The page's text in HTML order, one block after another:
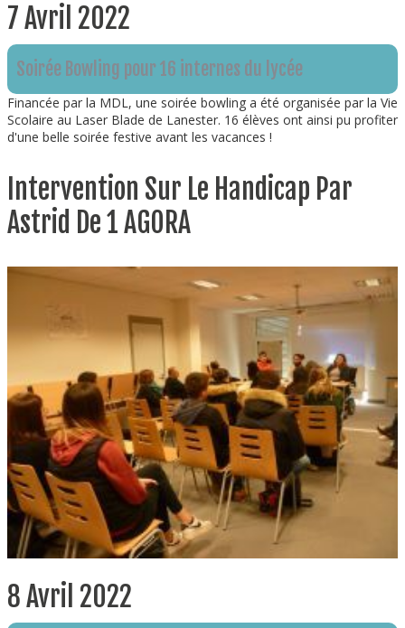
7 Avril 2022
Soirée Bowling pour 16 internes du lycée
Financée par la MDL, une soirée bowling a été organisée par la Vie
Scolaire au Laser Blade de Lanester. 16 élèves ont ainsi pu profiter
d'une belle soirée festive avant les vacances !
Intervention Sur Le Handicap Par
Astrid De 1 AGORA
8 Avril 2022